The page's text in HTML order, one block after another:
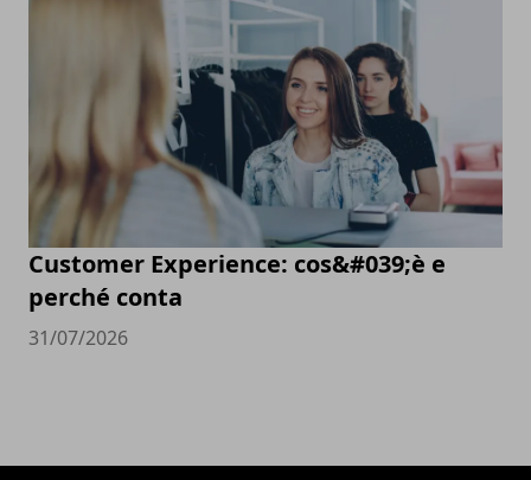
Customer Experience: cos&#039;è e
perché conta
31/07/2026